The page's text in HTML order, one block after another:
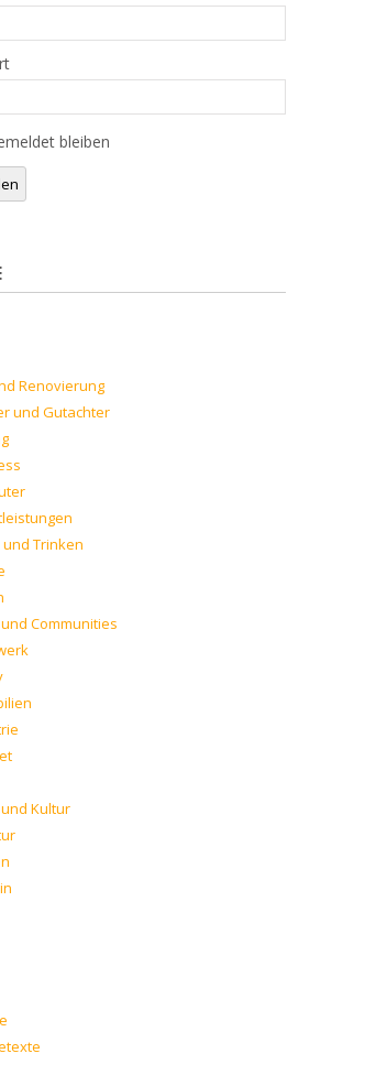
bleiben
Renovierung
und Gutachter
und Trinken
Communities
Kultur